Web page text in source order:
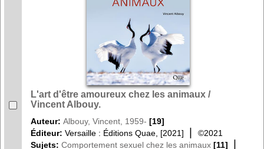
L'art d'être amoureux chez les animaux /
Vincent Albouy.
Auteur: Albouy, Vincent, 1959- [19]
Éditeur: Versaille : Éditions Quae, [2021]
©2021
Sujets: Comportement sexuel chez les animaux [11]